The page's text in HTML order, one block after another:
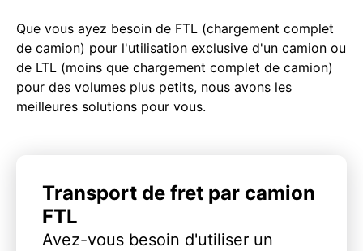
Que vous ayez besoin de FTL (chargement complet
de camion) pour l'utilisation exclusive d'un camion ou
de LTL (moins que chargement complet de camion)
pour des volumes plus petits, nous avons les
meilleures solutions pour vous.
Transport de fret par camion
FTL
Avez-vous besoin d'utiliser un